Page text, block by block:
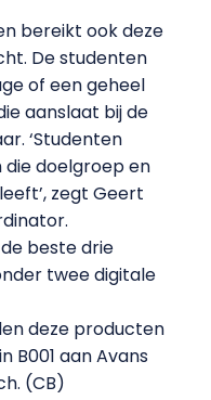
bereikt ook deze
De studenten
of een geheel
aanslaat bij de
‘Studenten
doelgroep en
zegt Geert
beste drie
twee digitale
deze producten
B001 aan Avans
(CB)